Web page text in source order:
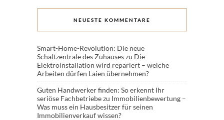
NEUESTE KOMMENTARE
Smart-Home-Revolution: Die neue
Schaltzentrale des Zuhauseszu Die
Elektroinstallation wird repariert – welche
Arbeiten dürfen Laien übernehmen?
Guten Handwerker finden: So erkennt Ihr
seriöse Fachbetriebezu Immobilienbewertung –
Was muss ein Hausbesitzer für seinen
Immobilienverkauf wissen?